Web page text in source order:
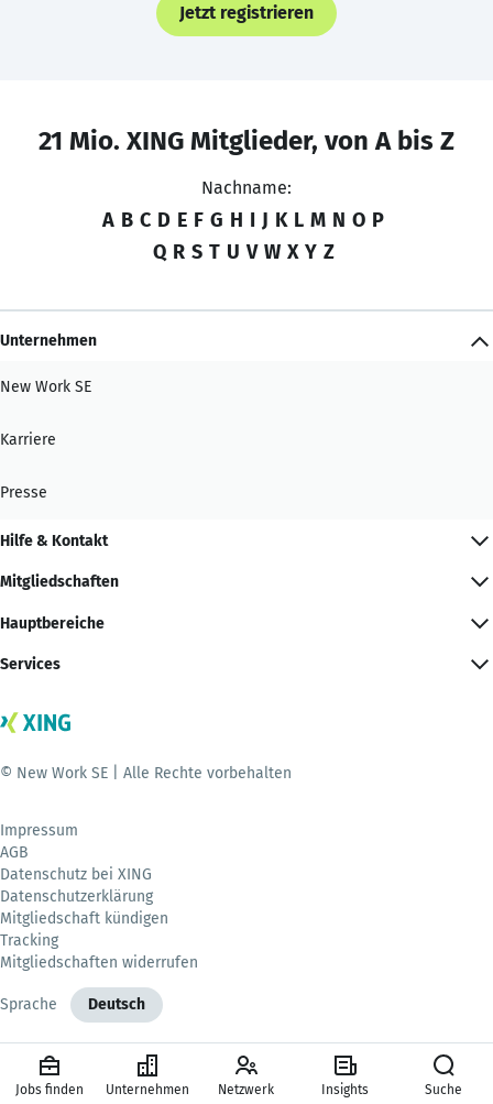
Jetzt registrieren
21 Mio. XING Mitglieder, von A bis Z
Nachname:
A B C D E F G H I J K L M N O P
Q R S T U V W X Y Z
Unternehmen
New Work SE
Karriere
Presse
Hilfe & Kontakt
Mitgliedschaften
Hauptbereiche
Services
© New Work SE | Alle Rechte vorbehalten
Impressum
AGB
Datenschutz bei XING
Datenschutzerklärung
Mitgliedschaft kündigen
Tracking
Mitgliedschaften widerrufen
Sprache Deutsch
Jobs finden Unternehmen Netzwerk Insights Suche